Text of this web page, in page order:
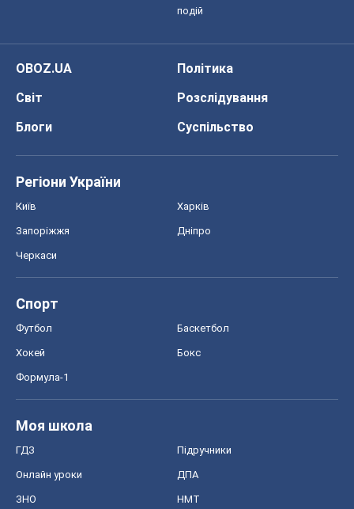
подій
OBOZ.UA
Політика
Світ
Розслідування
Блоги
Суспільство
Регіони України
Київ Харків
Запоріжжя Дніпро
Черкаси
Спорт
Футбол Баскетбол
Хокей Бокс
Формула-1
Моя школа
ГДЗ Підручники
Онлайн уроки ДПА
ЗНО НМТ